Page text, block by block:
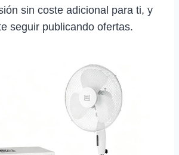
sin coste adicional para ti, y
seguir publicando ofertas.